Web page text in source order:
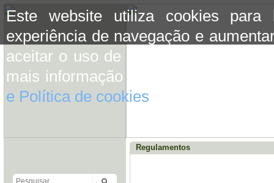
Este website utiliza cookies para
experiência de navegação e
aceitar o uso de cookies basta
mais informação consulte a
e Política de cookies
Regulamentos